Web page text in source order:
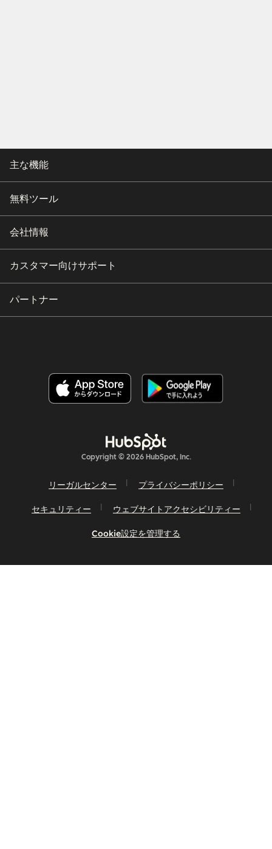
主な機能
無料ツール
会社情報
カスタマー向けサポート
パートナー
Copyright © 2026 HubSpot, Inc.
リーガルセンター プライバシーポリシー
セキュリティー ウェブサイトアクセシビリティー
Cookie設定を管理する